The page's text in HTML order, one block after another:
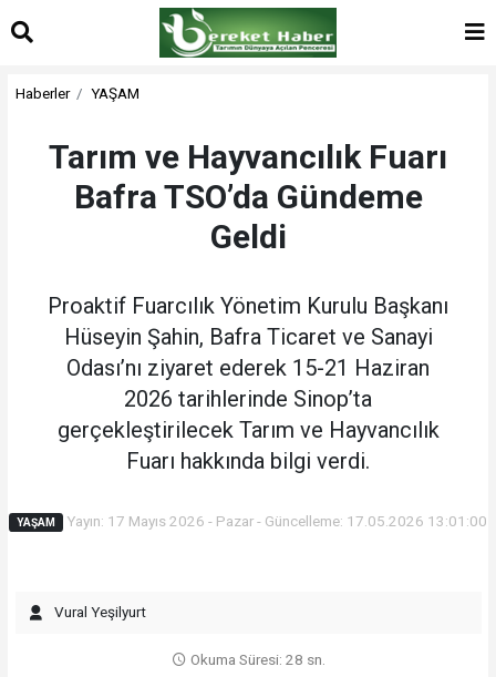
Haberler YAŞAM
Tarım ve Hayvancılık Fuarı
Bafra TSO’da Gündeme
Geldi
Proaktif Fuarcılık Yönetim Kurulu Başkanı
Hüseyin Şahin, Bafra Ticaret ve Sanayi
Odası’nı ziyaret ederek 15-21 Haziran
2026 tarihlerinde Sinop’ta
gerçekleştirilecek Tarım ve Hayvancılık
Fuarı hakkında bilgi verdi.
YAŞAM Yayın: 17 Mayıs 2026 - Pazar - Güncelleme: 17.05.2026 13:01:00
Vural Yeşilyurt
Okuma Süresi: 28 sn.